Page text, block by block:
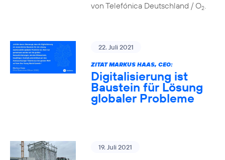
von Telefónica Deutschland / O2.
22. Juli 2021
ZITAT MARKUS HAAS, CEO:
Digitalisierung ist
Baustein für Lösung
globaler Probleme
19. Juli 2021